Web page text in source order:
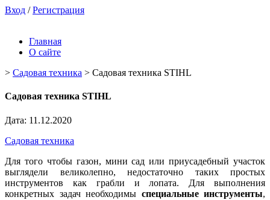
Вход /Регистрация
Главная
О сайте
> Садовая техника > Садовая техника STIHL
Садовая техника STIHL
Дата: 11.12.2020
Садовая техника
Для того чтобы газон, мини сад или приусадебный участок
выглядели великолепно, недостаточно таких простых
инструментов как грабли и лопата. Для выполнения
конкретных задач необходимы специальные инструменты,